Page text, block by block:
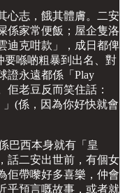
心志，餓其體膚。二安
係家常便飯；屋企隻洛
迪克咁款」，成日都俾
喺啲粗暴到出名、對
證永遠都係「Play
佢老豆反而笑住話：
」(係，因為你好快就會
巴西本身就有「皇
話二安出世前，有個女
佢帶嚟好多喜樂，仲會
乎預言嘅故事，或者就